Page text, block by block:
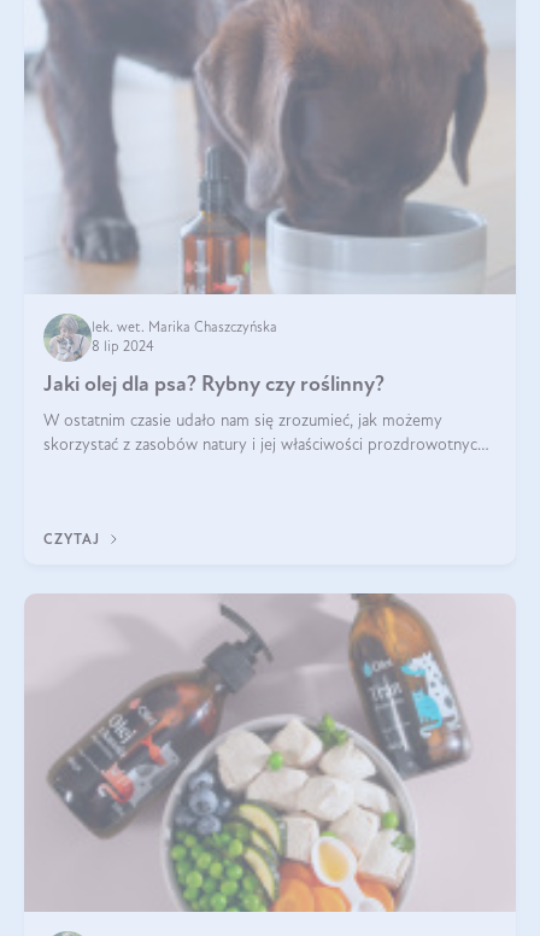
lek. wet. Marika Chaszczyńska
8 lip 2024
Jaki olej dla psa? Rybny czy roślinny?
W ostatnim czasie udało nam się zrozumieć, jak możemy
skorzystać z zasobów natury i jej właściwości prozdrowotnych,
CZYTAJ